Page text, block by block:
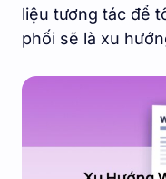
liệu tương tác để
phối sẽ là xu